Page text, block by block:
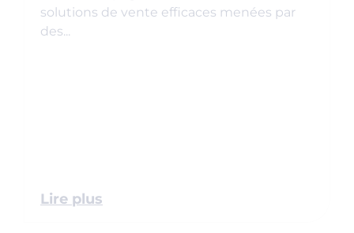
solutions de vente efficaces menées par
des...
Lire plus